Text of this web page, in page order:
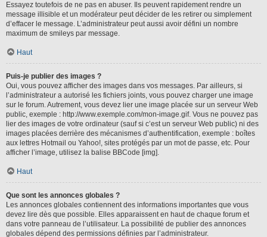
Essayez toutefois de ne pas en abuser. Ils peuvent rapidement rendre un
message illisible et un modérateur peut décider de les retirer ou simplement
d’effacer le message. L’administrateur peut aussi avoir défini un nombre
maximum de smileys par message.
Haut
Puis-je publier des images ?
Oui, vous pouvez afficher des images dans vos messages. Par ailleurs, si
l’administrateur a autorisé les fichiers joints, vous pouvez charger une image
sur le forum. Autrement, vous devez lier une image placée sur un serveur Web
public, exemple : http://www.exemple.com/mon-image.gif. Vous ne pouvez pas
lier des images de votre ordinateur (sauf si c’est un serveur Web public) ni des
images placées derrière des mécanismes d’authentification, exemple : boîtes
aux lettres Hotmail ou Yahoo!, sites protégés par un mot de passe, etc. Pour
afficher l’image, utilisez la balise BBCode [img].
Haut
Que sont les annonces globales ?
Les annonces globales contiennent des informations importantes que vous
devez lire dès que possible. Elles apparaissent en haut de chaque forum et
dans votre panneau de l’utilisateur. La possibilité de publier des annonces
globales dépend des permissions définies par l’administrateur.